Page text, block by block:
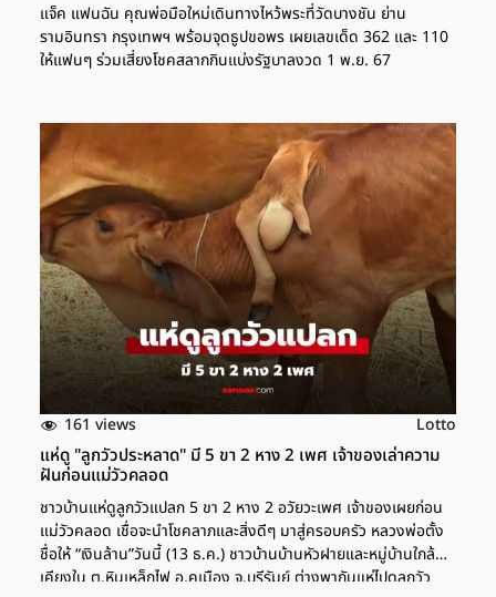
แจ็ค แฟนฉัน คุณพ่อมือใหม่เดินทางไหว้พระที่วัดบางชัน ย่าน
รามอินทรา กรุงเทพฯ พร้อมจุดธูปขอพร เผยเลขเด็ด 362 และ 110
ให้แฟนๆ ร่วมเสี่ยงโชคสลากกินแบ่งรัฐบาลงวด 1 พ.ย. 67
161 views Lotto
แห่ดู "ลูกวัวประหลาด" มี 5 ขา 2 หาง 2 เพศ เจ้าของเล่าความ
ฝันก่อนแม่วัวคลอด
ชาวบ้านแห่ดูลูกวัวแปลก 5 ขา 2 หาง 2 อวัยวะเพศ เจ้าของเผยก่อน
แม่วัวคลอด เชื่อจะนำโชคลาภและสิ่งดีๆ มาสู่ครอบครัว หลวงพ่อตั้ง
ชื่อให้ “เงินล้าน”วันนี้ (13 ธ.ค.) ชาวบ้านบ้านหัวฝายและหมู่บ้านใกล้
เคียงใน ต.หินเหล็กไฟ อ.คูเมือง จ.บุรีรัมย์ ต่างพากันแห่ไปดูลูกวัว